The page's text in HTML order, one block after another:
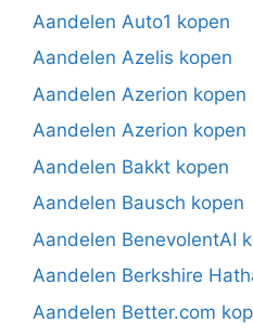
Aandelen Auto1 kopen
Aandelen Azelis kopen
Aandelen Azerion kopen
Aandelen Azerion kopen
Aandelen Bakkt kopen
Aandelen Bausch kopen
Aandelen BenevolentAI
Aandelen Berkshire
Aandelen Better.com